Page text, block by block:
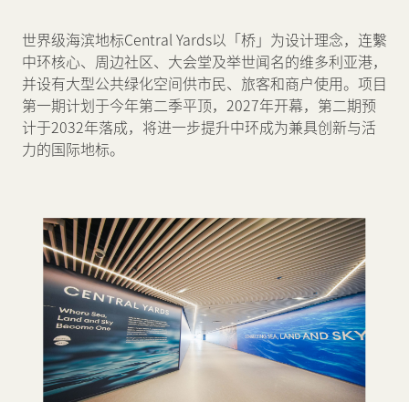
世界级海滨地标Central Yards以「桥」为设计理念，连繫
中环核心、周边社区、大会堂及举世闻名的维多利亚港，
并设有大型公共绿化空间供市民、旅客和商户使用。项目
第一期计划于今年第二季平顶，2027年开幕，第二期预
计于2032年落成，将进一步提升中环成为兼具创新与活
力的国际地标。